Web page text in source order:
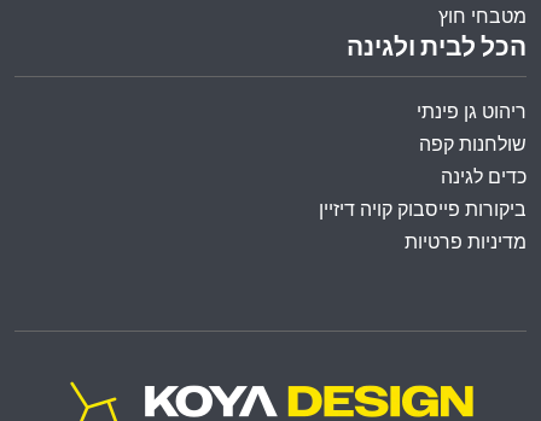
הכל לבית ולגינה
ריהוט גן פינתי
שולחנות קפה
כדים לגינה
ביקורות פייסבוק קויה דיזיין
מדיניות פרטיות
מטבחי חוץ